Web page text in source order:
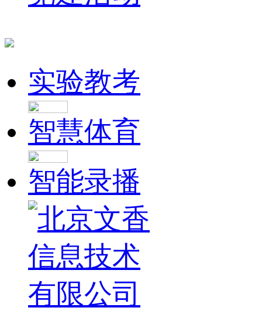
实验教考
智慧体育
智能录播